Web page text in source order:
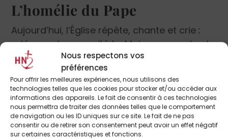
Nous respectons vos
préférences
Pour offrir les meilleures expériences, nous utilisons des
technologies telles que les cookies pour stocker et/ou accéder aux
informations des appareils. Le fait de consentir à ces technologies
nous permettra de traiter des données telles que le comportement
de navigation ou les ID uniques sur ce site. Le fait de ne pas
consentir ou de retirer son consentement peut avoir un effet négatif
sur certaines caractéristiques et fonctions.
L’homélie du Pape
Aujourd’hui, l’Église répète, chante et crie:
« Jésus est ressuscité ! ».Mais comment cela
se fait-il ? Pierre, Jean, les femmes sont
allées au tombeau, et il était vide. Lui n’y était
pas. Ils y sont allés le cœur fermé par la
tristesse, la tristesse d’une défaite : le Maître,
leur Maître, celui qu’ils aimaient tant a été
exécuté, il est mort. Et on ne revient pas de la